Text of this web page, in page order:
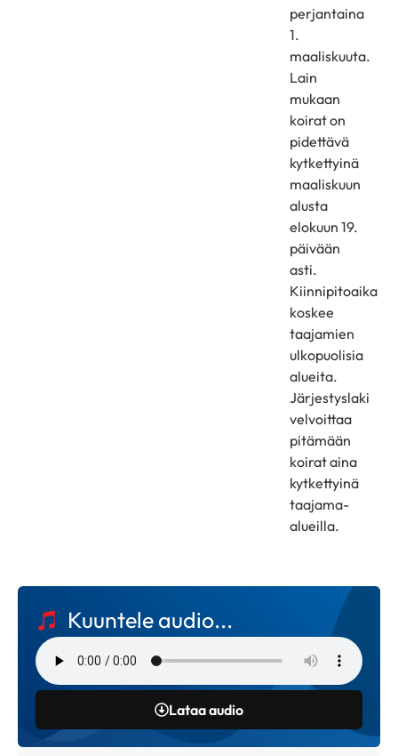
perjantaina
1.
maaliskuuta.
Lain
mukaan
koirat on
pidettävä
kytkettyinä
maaliskuun
alusta
elokuun 19.
päivään
asti.
Kiinnipitoaika
koskee
taajamien
ulkopuolisia
alueita.
Järjestyslaki
velvoittaa
pitämään
koirat aina
kytkettyinä
taajama-
alueilla.
Kuuntele audio...
Lataa audio